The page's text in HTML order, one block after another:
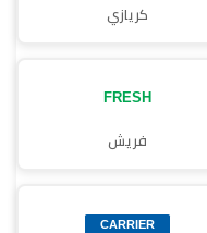
كريازي
فريش